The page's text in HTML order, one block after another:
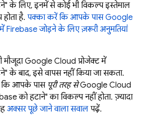
के लिए, इनमें से कोई भी विकल्प इस्तेमाल
है. पक्का करें कि आपके पासGoogle
में Firebase जोड़ने के लिए ज़रूरी अनुमतियां
मौजूदाGoogle Cloud प्रोजेक्ट में
के बाद, इसे वापस नहीं किया जा सकता.
कि आपके पास पूरी तरह से Google Cloud
को हटाने" का विकल्प नहीं होता. ज़्यादा
अक्सर पूछे जाने वाला सवाल पढ़ें.